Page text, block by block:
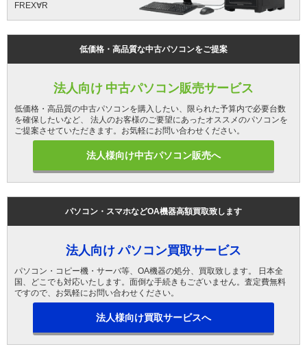
FREX∀R
低価格・高品質な中古パソコンをご提案
法人向け 中古パソコン販売サービス
低価格・高品質の中古パソコンを購入したい、限られた予算内で必要台数
を確保したいなど、 法人のお客様のご要望にあったオススメのパソコンを
ご提案させていただきます。お気軽にお問い合わせください。
法人様向け中古パソコン販売へ
パソコン・スマホなどOA機器高額買取致します
法人向け パソコン買取サービス
パソコン・コピー機・サーバ等、OA機器の処分、買取致します。 日本全
国、どこでも対応いたします。面倒な手続きもございません。査定費無料
ですので、お気軽にお問い合わせください。
法人様向け買取サービスへ